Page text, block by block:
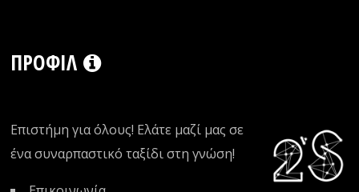
ΠΡΟΦΊΛ
Επιστήμη για όλους! Ελάτε μαζί μας σε
ένα συναρπαστικό ταξίδι στη γνώση!